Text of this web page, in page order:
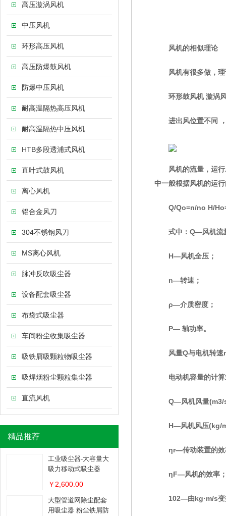
高压漩涡风机
中压风机
环形高压风机
高压防爆鼓风机
防爆中压风机
耐高温隔热高压风机
耐高温隔热中压风机
HTB多段透浦式风机
直叶式鼓风机
离心风机
铝合金风刀
304不锈钢风刀
MS离心风机
脉冲反吹吸尘器
设备配套吸尘器
布袋式吸尘器
车间粉尘收集吸尘器
吸铁屑吸颗粒物吸尘器
吸焊烟粉尘颗粒集尘器
直流风机
精品推荐
工业吸尘器-大容量大
吸力移动式吸尘器
￥2,600.00
大型管道网除尘配套
用吸尘器 粉尘铁屑防
风机的相似理论
风机有很多做，
环形鼓风机 漩涡
进出风位置不同
风机的流量，运行
中一般根据风机的运
Q/Qo=n/no H/
式中：Q—风机流
H—风机全压；
n—转速；
ρ—介质密度；
P— 轴功率。
风量Q与电机转速n
电动机容量的计算
Q—风机风量(m3/
H—风机风压(kg/
ηr—传动装置的效率
ηF—风机的效率
102—由kg·m/s变